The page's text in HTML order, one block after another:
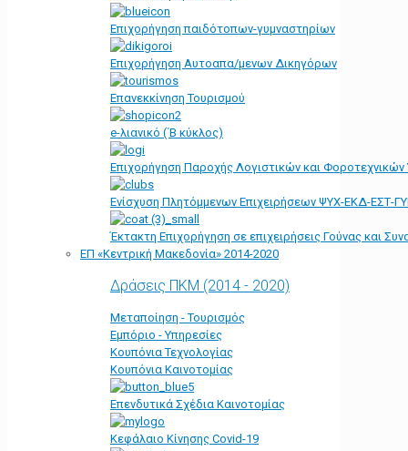
Επιχορήγηση παιδότοπων-γυμναστηρίων
Επιχορήγηση Αυτοαπα/μενων Δικηγόρων
Επανεκκίνηση Τουρισμού
e-λιανικό (΄Β κύκλος)
Επιχορήγηση Παροχής Λογιστικών και
Ενίσχυση Πλητόμμενων Επιχειρήσεων ΨΥΧ-ΕΚΔ-ΕΣΤ-
Έκτακτη Επιχορήγηση σε επιχειρήσεις Γούνας και
ΕΠ «Kεντρική Μακεδονία» 2014-2020
Δράσεις ΠΚΜ (2014 - 2020)
Μεταποίηση - Τουρισμός
Εμπόριο - Υπηρεσίες
Κουπόνια Τεχνολογίας
Κουπόνια Καινοτομίας
Επενδυτικά Σχέδια Καινοτομίας
Κεφάλαιο Κίνησης Covid-19